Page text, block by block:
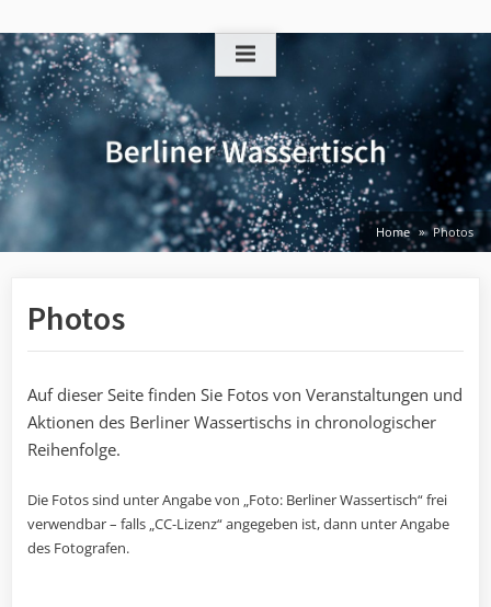
to
content
Home Photos
Photos
Auf dieser Seite finden Sie Fotos von Veranstaltungen und
Aktionen des Berliner Wassertischs in chronologischer
Reihenfolge.
Die Fotos sind unter Angabe von „Foto: Berliner Wassertisch“ frei
verwendbar – falls „CC-Lizenz“ angegeben ist, dann unter Angabe
des Fotografen.